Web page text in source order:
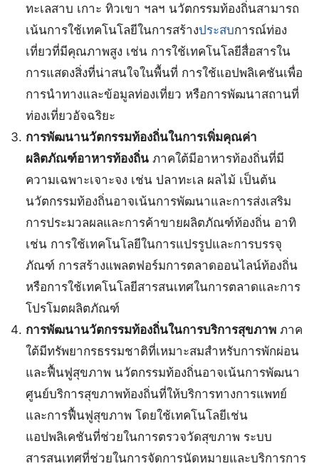
ทะเลสาบ เกาะ ทิวเขา ฯลฯ นวัตกรรมท้องถิ่นสามารถ
เน้นการใช้เทคโนโลยีในการสร้างประสบการณ์ท่อง
เที่ยวที่มีคุณภาพสูง เช่น การใช้เทคโนโลยีสื่อสารใน
การแสดงสิ่งที่น่าสนใจในพื้นที่ การใช้แอปพลิเคชันเพื่อ
การนำทางและข้อมูลท่องเที่ยว หรือการพัฒนาสถานที่
ท่องเที่ยวอัจฉริยะ
การพัฒนานวัตกรรมท้องถิ่นในการเพิ่มคุณค่า
ผลิตภัณฑ์อาหารท้องถิ่น ภาคใต้มีอาหารท้องถิ่นที่มี
ความเฉพาะเจาะจง เช่น ปลาทะเล ผลไม้ เป็นต้น
นวัตกรรมท้องถิ่นอาจเน้นการพัฒนาและการส่งเสริม
การประมวลผลและการค้าขายผลิตภัณฑ์ท้องถิ่น อาทิ
เช่น การใช้เทคโนโลยีในการแปรรูปและการบรรจุ
ภัณฑ์ การสร้างแพลตฟอร์มการตลาดออนไลน์ท้องถิ่น
หรือการใช้เทคโนโลยีสารสนเทศในการตลาดและการ
โปรโมตผลิตภัณฑ์
การพัฒนานวัตกรรมท้องถิ่นในการบริการสุขภาพ ภาค
ใต้มีทรัพยากรธรรมชาติที่เหมาะสมสำหรับการพักผ่อน
และฟื้นฟูสุขภาพ นวัตกรรมท้องถิ่นอาจเน้นการพัฒนา
ศูนย์บริการสุขภาพท้องถิ่นที่ให้บริการทางการแพทย์
และการฟื้นฟูสุขภาพ โดยใช้เทคโนโลยีเช่น
แอปพลิเคชันที่ช่วยในการตรวจวัดสุขภาพ ระบบ
สารสนเทศที่ช่วยในการจัดการนัดหมายและบริการการ